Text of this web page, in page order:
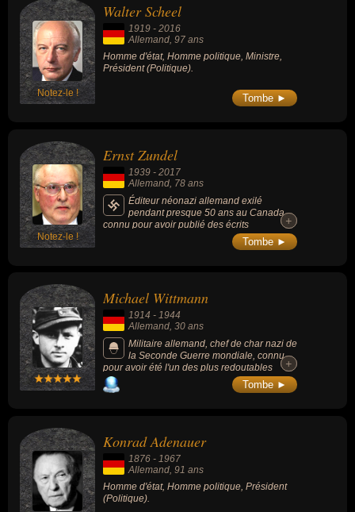
Notez-le !
Walter Scheel
1919 - 2016
Allemand, 97 ans
Homme d'état, Homme politique, Ministre,
Président (Politique).
Tombe ►
Notez-le !
Ernst Zundel
1939 - 2017
Allemand , 78 ans
Éditeur néonazi allemand exilé
pendant presque 50 ans au Canada,
connu pour avoir publié des écrits
antisémites et négationnistes pendant
plusieurs décennies, dont « Le Hitler que
+
+
Tombe ►
Michael Wittmann
1914 - 1944
Allemand, 30 ans
Militaire allemand, chef de char nazi de
la Seconde Guerre mondiale, connu
pour avoir été l'un des plus redoutables
chefs de chars de la Seconde Guerre
mondiale, avec plus de 130 destructions de
+
+
Tombe ►
Konrad Adenauer
1876 - 1967
Allemand , 91 ans
Homme d'état, Homme politique, Président
(Politique).